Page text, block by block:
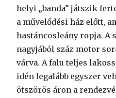
helyi „banda” játszik
a művelődési ház előtt,
hastáncosleány ropja. A
nagyjából száz motor
várva. A falu teljes
idén legalább egyszer
ötszörös áron a